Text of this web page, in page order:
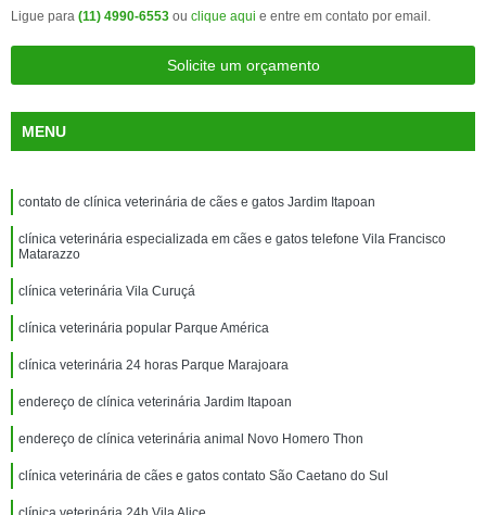
Ligue para (11) 4990-6553 ou clique aqui e entre em contato por email.
Solicite um orçamento
MENU
contato de clínica veterinária de cães e gatos Jardim Itapoan
clínica veterinária especializada em cães e gatos telefone Vila Francisco
Matarazzo
clínica veterinária Vila Curuçá
clínica veterinária popular Parque América
clínica veterinária 24 horas Parque Marajoara
endereço de clínica veterinária Jardim Itapoan
endereço de clínica veterinária animal Novo Homero Thon
clínica veterinária de cães e gatos contato São Caetano do Sul